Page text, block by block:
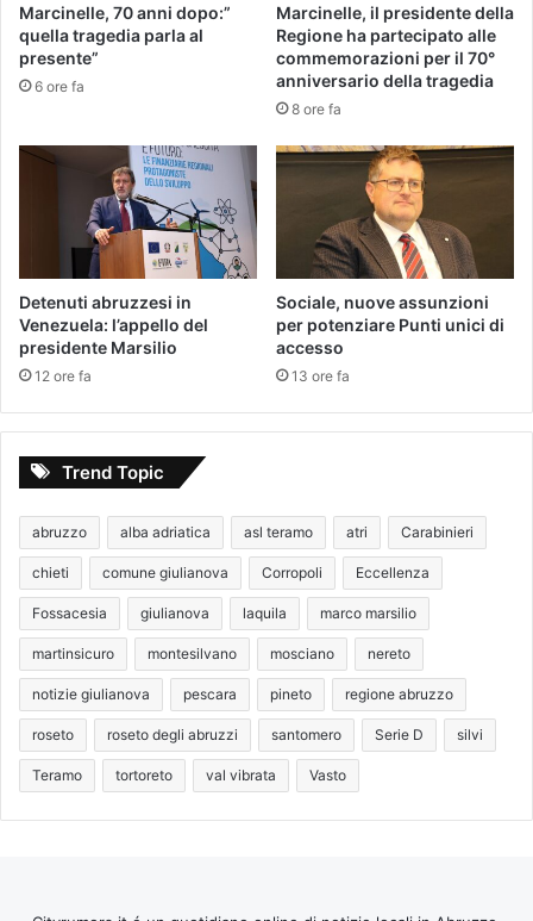
Marcinelle, 70 anni dopo:”
quella tragedia parla al
presente”
6 ore fa
Marcinelle, il presidente della
Regione ha partecipato alle
commemorazioni per il 70°
anniversario della tragedia
8 ore fa
Detenuti abruzzesi in
Venezuela: l’appello del
presidente Marsilio
12 ore fa
Sociale, nuove assunzioni
per potenziare Punti unici di
accesso
13 ore fa
Trend Topic
abruzzo alba adriatica asl teramo atri Carabinieri
chieti comune giulianova Corropoli Eccellenza
Fossacesia giulianova laquila marco marsilio
martinsicuro montesilvano mosciano nereto
notizie giulianova pescara pineto regione abruzzo
roseto roseto degli abruzzi santomero Serie D silvi
Teramo tortoreto val vibrata Vasto